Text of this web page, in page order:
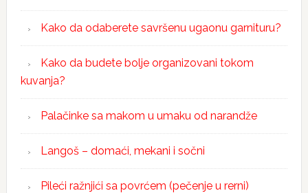
Kako da odaberete savršenu ugaonu garnituru?
Kako da budete bolje organizovani tokom
kuvanja?
Palačinke sa makom u umaku od narandže
Langoš – domaći, mekani i sočni
Pileći ražnjići sa povrćem (pečenje u rerni)